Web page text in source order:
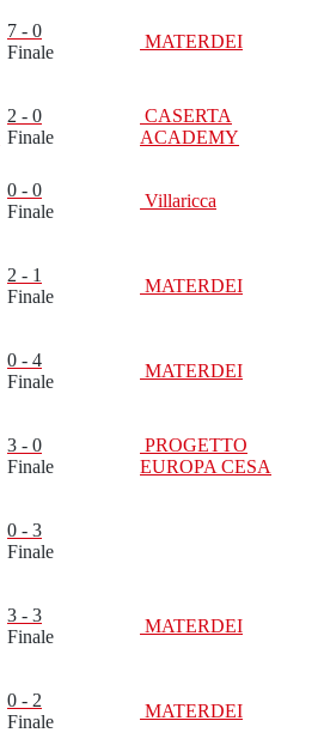
7 - 0
Finale
MATERDEI
2 - 0
Finale
CASERTA
ACADEMY
0 - 0
Finale
Villaricca
2 - 1
Finale
MATERDEI
0 - 4
Finale
MATERDEI
3 - 0
Finale
PROGETTO
EUROPA CESA
0 - 3
Finale
3 - 3
Finale
MATERDEI
0 - 2
Finale
MATERDEI